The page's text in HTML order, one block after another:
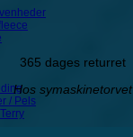
/ Pels
365 dages returret
Hos symaskinetorvet